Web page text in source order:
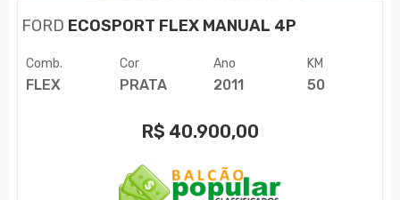
FORD ECOSPORT FLEX MANUAL 4P
Comb.
FLEX
Cor
PRATA
Ano
2011
KM
50
R$ 40.900,00